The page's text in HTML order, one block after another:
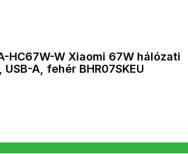
HC67W-W Xiaomi 67W hálózati
A, fehér BHR07SKEU